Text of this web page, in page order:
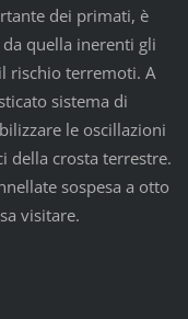
dei primati, è
quella inerenti gli
rischio terremoti. A
sistema di
le oscillazioni
della crosta terrestre.
sospesa a otto
visitare.